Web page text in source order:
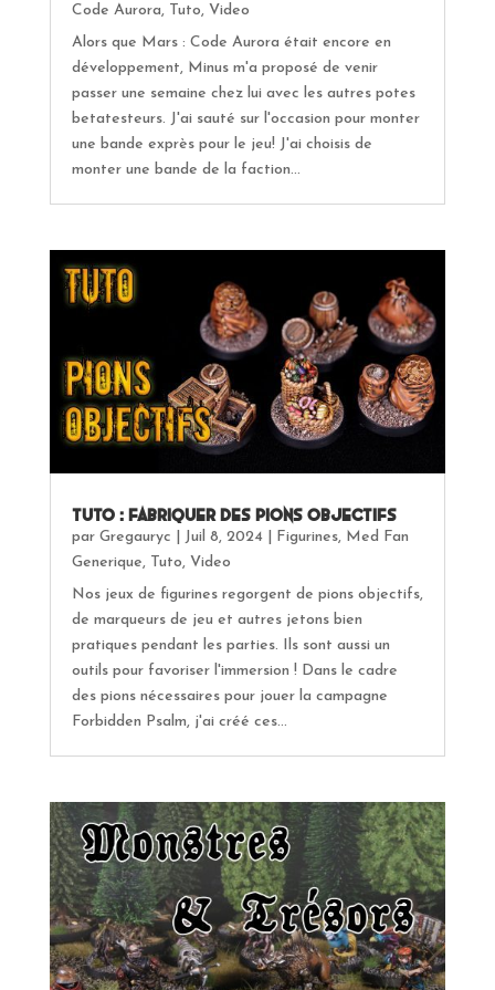
Code Aurora, Tuto, Video
Alors que Mars : Code Aurora était encore en
développement, Minus m'a proposé de venir
passer une semaine chez lui avec les autres potes
betatesteurs. J'ai sauté sur l'occasion pour monter
une bande exprès pour le jeu! J'ai choisis de
monter une bande de la faction...
Tuto : fabriquer des pions objectifs
par Gregauryc Juil 8, 2024| Figurines, Med Fan
Generique, Tuto, Video
Nos jeux de figurines regorgent de pions objectifs,
de marqueurs de jeu et autres jetons bien
pratiques pendant les parties. Ils sont aussi un
outils pour favoriser l'immersion ! Dans le cadre
des pions nécessaires pour jouer la campagne
Forbidden Psalm, j'ai créé ces...